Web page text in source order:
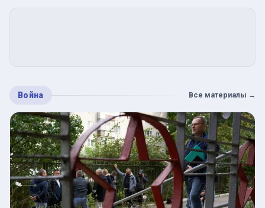
Война Все материалы →